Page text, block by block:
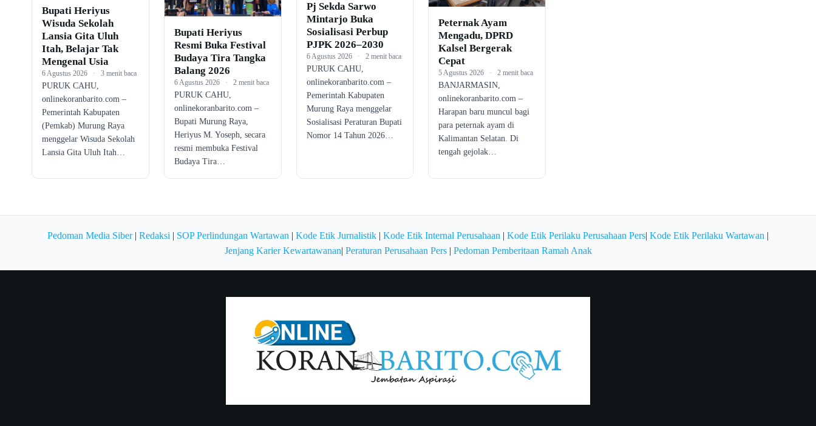
Bupati Heriyus
Wisuda Sekolah
Lansia Gita Uluh
Itah, Belajar Tak
Mengenal Usia
6 Agustus 2026 · 3 menit baca
PURUK CAHU,
onlinekoranbarito.com –
Pemerintah Kabupaten
(Pemkab) Murung Raya
menggelar Wisuda Sekolah
Lansia Gita Uluh Itah…
Bupati Heriyus
Resmi Buka Festival
Budaya Tira Tangka
Balang 2026
6 Agustus 2026 · 2 menit baca
PURUK CAHU,
onlinekoranbarito.com –
Bupati Murung Raya,
Heriyus M. Yoseph, secara
resmi membuka Festival
Budaya Tira…
Pj Sekda Sarwo
Mintarjo Buka
Sosialisasi Perbup
PJPK 2026–2030
6 Agustus 2026 · 2 menit baca
PURUK CAHU,
onlinekoranbarito.com –
Pemerintah Kabupaten
Murung Raya menggelar
Sosialisasi Peraturan Bupati
Nomor 14 Tahun 2026…
Peternak Ayam
Mengadu, DPRD
Kalsel Bergerak
Cepat
5 Agustus 2026 · 2 menit baca
BANJARMASIN,
onlinekoranbarito.com –
Harapan baru muncul bagi
para peternak ayam di
Kalimantan Selatan. Di
tengah gejolak…
Pedoman Media Siber| Redaksi | SOP Perlindungan Wartawan | Kode Etik Jurnalistik | Kode Etik Internal Perusahaan | Kode Etik Perilaku Perusahaan Pers| Kode Etik Perilaku Wartawan |
Jenjang Karier Kewartawanan| Peraturan Perusahaan Pers| Pedoman Pemberitaan Ramah Anak